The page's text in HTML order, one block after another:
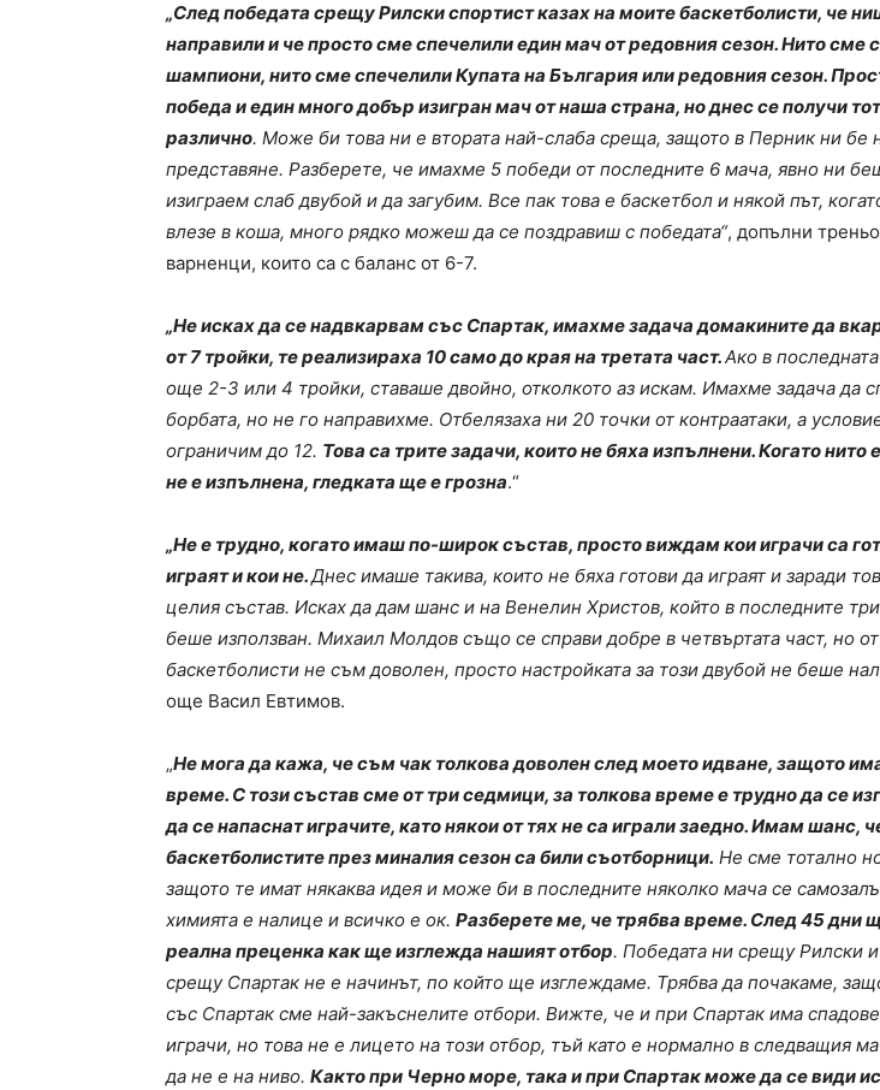
„След победата срещу Рилски спортист казах на моите баскетболисти, че
направили и че просто сме спечелили един мач от редовния сезон. Нито сме
шампиони, нито сме спечелили Купата на България или редовния сезон.
победа и един много добър изигран мач от наша страна, но днес се получи
различно. Може би това ни е втората най-слаба среща, защото в Перник ни бе
представяне. Разберете, че имахме 5 победи от последните 6 мача, явно ни
изиграем слаб двубой и да загубим. Все пак това е баскетбол и някой път,
влезе в коша, много рядко можеш да се поздравиш с победата“, допълни
варненци, които са с баланс от 6-7.
„Не исках да се надвкарвам със Спартак, имахме задача домакините да
от 7 тройки, те реализираха 10 само до края на третата част.Ако в
още 2-3 или 4 тройки, ставаше двойно, отколкото аз искам. Имахме задача да
борбата, но не го направихме. Отбелязаха ни 20 точки от контраатаки, а
ограничим до 12. Това са трите задачи, които не бяха изпълнени. Когато нито
не е изпълнена, гледката ще е грозна.“
„Не е трудно, когато имаш по-широк състав, просто виждам кои играчи са
играят и кои не.Днес имаше такива, които не бяха готови да играят и заради
целия състав. Исках да дам шанс и на Венелин Христов, който в последните
беше използван. Михаил Молдов също се справи добре в четвъртата част, но
баскетболисти не съм доволен, просто настройката за този двубой не беше
още Васил Евтимов.
„Не мога да кажа, че съм чак толкова доволен след моето идване, защото
време. С този състав сме от три седмици, за толкова време е трудно да се
да се напаснат играчите, като някои от тях не са играли заедно. Имам шанс,
баскетболистите през миналия сезон са били съотборници. Не сме тотално
защото те имат някаква идея и може би в последните няколко мача се
химията е налице и всичко е ок. Разберете ме, че трябва време. След 45 дни
реална преценка как ще изглежда нашият отбор. Победата ни срещу Рилски и
срещу Спартак не е начинът, по който ще изглеждаме. Трябва да почакаме,
със Спартак сме най-закъснелите отбори. Вижте, че и при Спартак има
играчи, но това не е лицето на този отбор, тъй като е нормално в следващия
да не е на ниво. Както при Черно море, така и при Спартак може да се види